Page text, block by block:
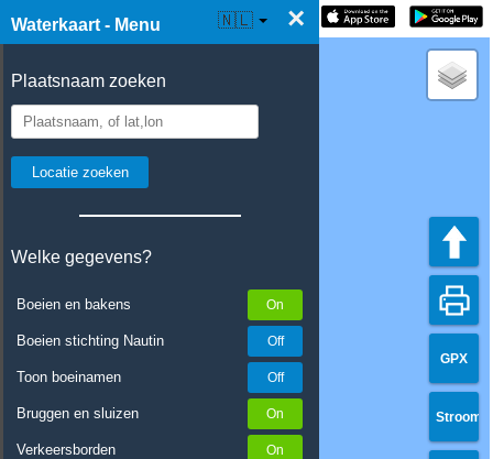
Waterkaart - Menu ×
Plaatsnaam zoeken
Welke gegevens?
Boeien en bakens
Boeien stichting Nautin
Toon boeinamen
Bruggen en sluizen
Verkeersborden
☰ Waterkaart Live 🇳🇱
GPX
Stroom